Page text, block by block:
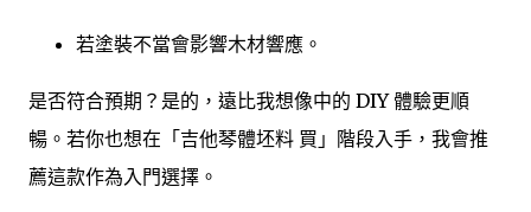
若塗裝不當會影響木材響應。
是否符合預期？是的，遠比我想像中的 DIY 體驗更順
暢。若你也想在「吉他琴體坯料 買」階段入手，我會推
薦這款作為入門選擇。